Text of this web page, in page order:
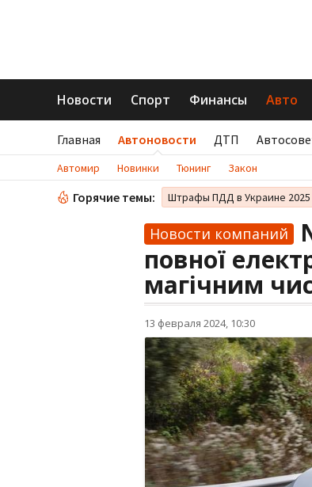
Новости Спорт Финансы Авто
Главная Автоновости ДТП
Автомир Новинки Тюнинг Закон
Горячие темы: Штрафы ПДД в Украине 2025
Новости компаний
повної
магічним
13 февраля 2024, 10:30